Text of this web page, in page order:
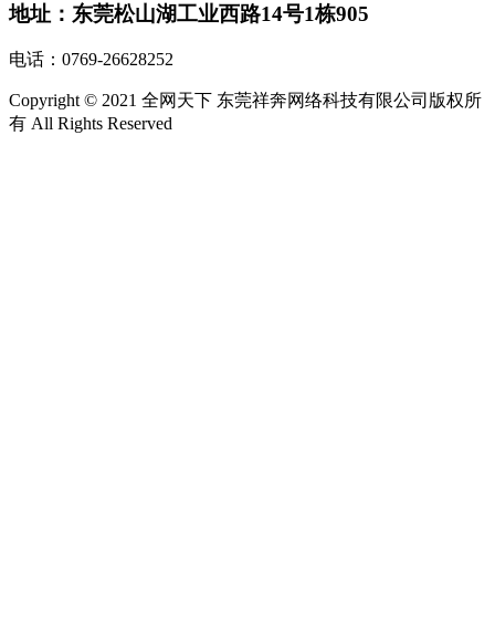
地址：东莞松山湖工业西路14号1栋905
电话： 0769-26628252
Copyright © 2021 全网天下 东莞祥奔网络科技有限公司版权所
有 All Rights Reserved